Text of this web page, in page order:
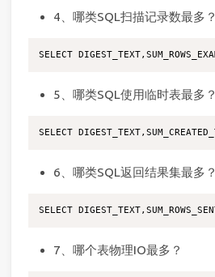
4、哪类SQL扫描记录数最多？
5、哪类SQL使用临时表最多？
6、哪类SQL返回结果集最多？
7、哪个表物理IO最多？